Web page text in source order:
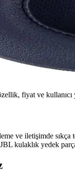
fiyat ve kullanıcı
ve iletişimde sıkça
kulaklık yedek